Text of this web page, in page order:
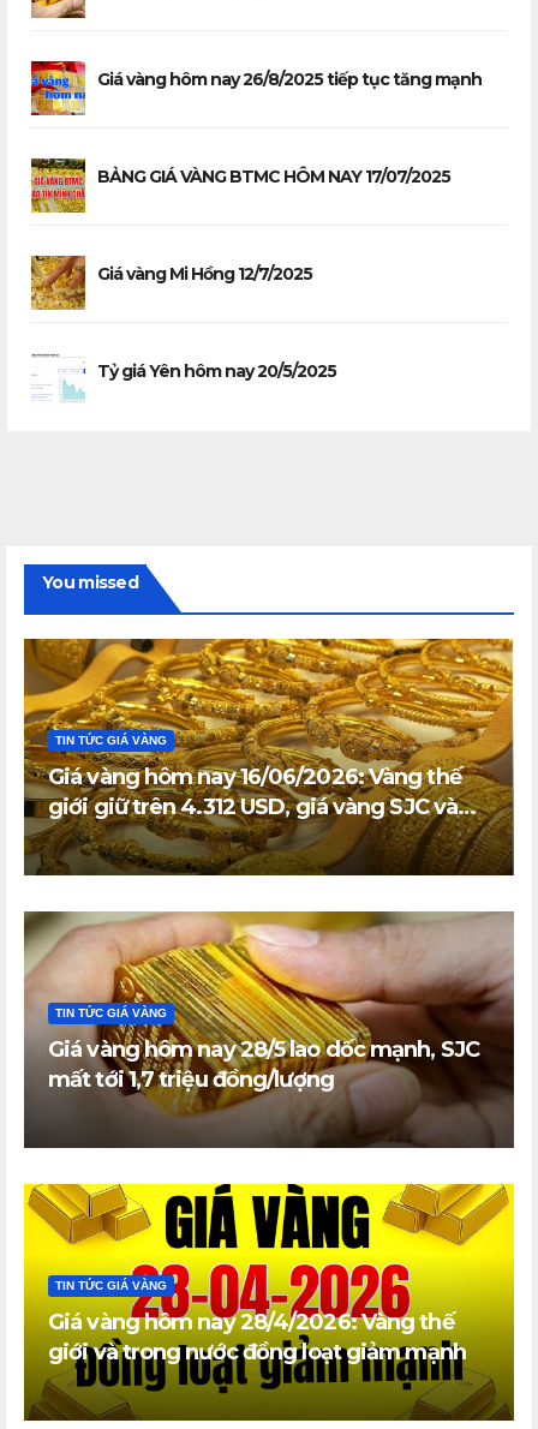
Giá vàng hôm nay 26/8/2025 tiếp tục tăng mạnh
BẢNG GIÁ VÀNG BTMC HÔM NAY 17/07/2025
Giá vàng Mi Hồng 12/7/2025
Tỷ giá Yên hôm nay 20/5/2025
You missed
TIN TỨC GIÁ VÀNG
Giá vàng hôm nay 16/06/2026: Vàng thế
giới giữ trên 4.312 USD, giá vàng SJC và
vàng nhẫn trong nước đi ngang
TIN TỨC GIÁ VÀNG
Giá vàng hôm nay 28/5 lao dốc mạnh, SJC
mất tới 1,7 triệu đồng/lượng
TIN TỨC GIÁ VÀNG
Giá vàng hôm nay 28/4/2026: Vàng thế
giới và trong nước đồng loạt giảm mạnh